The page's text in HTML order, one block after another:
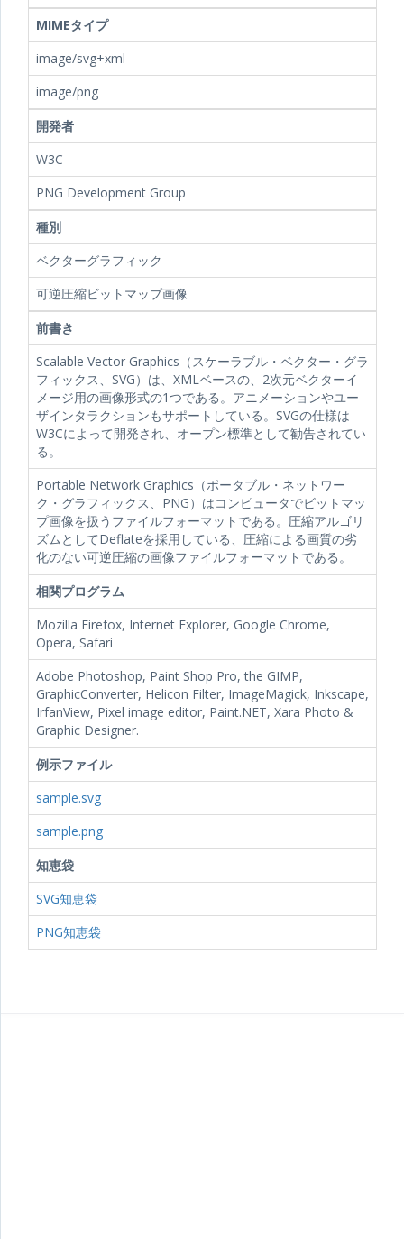
MIMEタイプ
image/svg+xml
image/png
開発者
W3C
PNG Development Group
種別
ベクターグラフィック
可逆圧縮ビットマップ画像
前書き
Scalable Vector Graphics（スケーラブル・ベクター・グラ
フィックス、SVG）は、XMLベースの、2次元ベクターイ
メージ用の画像形式の1つである。アニメーションやユー
ザインタラクションもサポートしている。SVGの仕様は
W3Cによって開発され、オープン標準として勧告されてい
る。
Portable Network Graphics（ポータブル・ネットワー
ク・グラフィックス、PNG）はコンピュータでビットマッ
プ画像を扱うファイルフォーマットである。圧縮アルゴリ
ズムとしてDeflateを採用している、圧縮による画質の劣
化のない可逆圧縮の画像ファイルフォーマットである。
相関プログラム
Mozilla Firefox, Internet Explorer, Google Chrome,
Opera, Safari
Adobe Photoshop, Paint Shop Pro, the GIMP,
GraphicConverter, Helicon Filter, ImageMagick, Inkscape,
IrfanView, Pixel image editor, Paint.NET, Xara Photo &
Graphic Designer.
例示ファイル
sample.svg
sample.png
知恵袋
SVG知恵袋
PNG知恵袋